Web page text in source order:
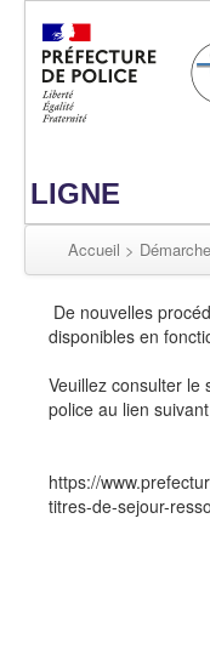
LIGNE
Accueil >
De nouvelles
disponibles en
Veuillez consulter
police au lien
https://
titres-de-sejour-